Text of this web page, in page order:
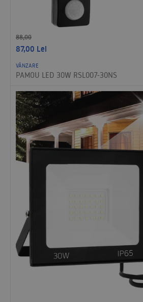
88,00
87,00 Lei
VÂNZARE
PAMOU LED 30W RSL007-30NS